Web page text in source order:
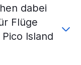
dabei
Flüge
Island